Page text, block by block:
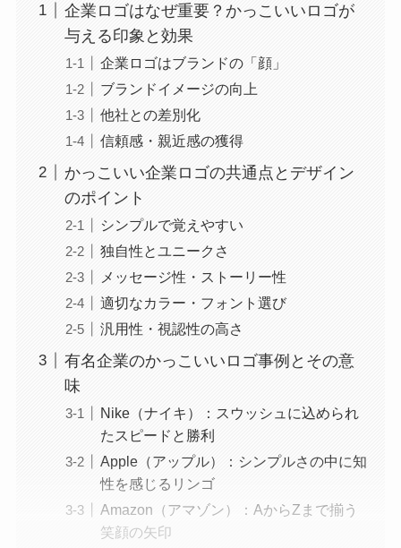
企業ロゴはなぜ重要？かっこいいロゴが
与える印象と効果
企業ロゴはブランドの「顔」
ブランドイメージの向上
他社との差別化
信頼感・親近感の獲得
かっこいい企業ロゴの共通点とデザイン
のポイント
シンプルで覚えやすい
独自性とユニークさ
メッセージ性・ストーリー性
適切なカラー・フォント選び
汎用性・視認性の高さ
有名企業のかっこいいロゴ事例とその意
味
Nike（ナイキ）：スウッシュに込められ
たスピードと勝利
Apple（アップル）：シンプルさの中に知
性を感じるリンゴ
Amazon（アマゾン）：AからZまで揃う
笑顔の矢印